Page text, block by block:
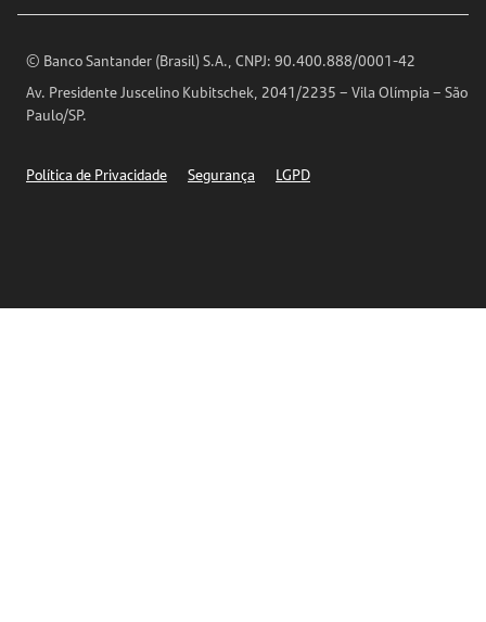
Encontre nossas agências
Horários de Atendimento
Telefones
© Banco Santander (Brasil) S.A., CNPJ: 90.400.888/0001-42
Av. Presidente Juscelino Kubitschek, 2041/2235 – Vila Olímpia – São
Paulo/SP.
Política de Privacidade Segurança LGPD